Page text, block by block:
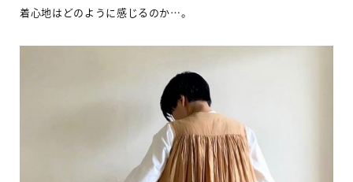
着心地はどのように感じるのか…。